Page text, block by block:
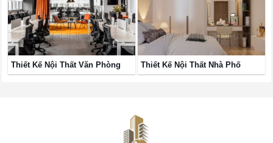
Thiết Kế Nội Thất Văn Phòng Thiết Kế Nội Thất Nhà Phố